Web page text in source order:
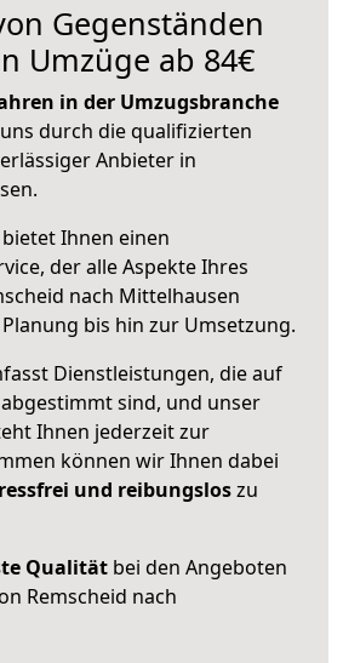
Gegenständen
Umzüge ab 84€
in der Umzugsbranche
durch die qualifizierten
Anbieter in
bietet Ihnen einen
der alle Aspekte Ihres
nach Mittelhausen
bis hin zur Umsetzung.
Dienstleistungen, die auf
sind, und unser
Ihnen jederzeit zur
können wir Ihnen dabei
und reibungsloszu
Qualität bei den Angeboten
Remscheid nach